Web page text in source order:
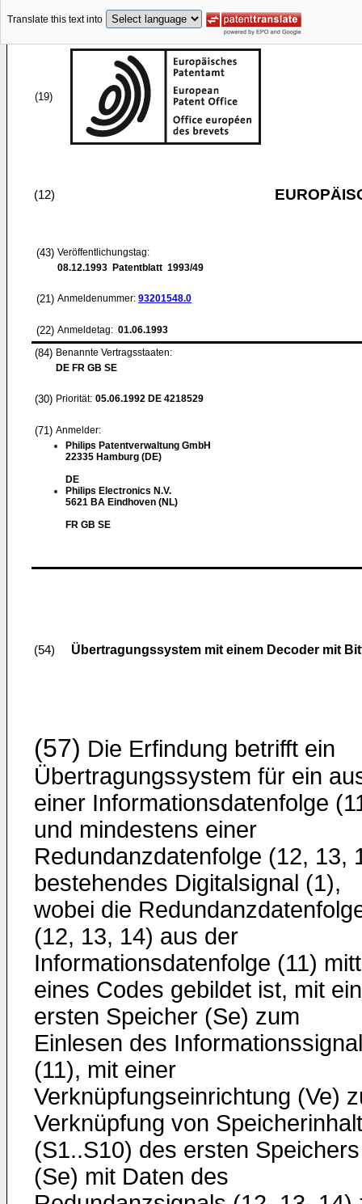
Translate this text into
(19)
(12)
(43) Veröffentlichungstag:
08.12.1993 Patentblatt 1993/49
(21) Anmeldenummer: 93201548.0
(22) Anmeldetag: 01.06.1993
(84) Benannte Vertragsstaaten:
DE FR GB SE
(30) Priorität: 05.06.1992 DE 4218529
(71) Anmelder:
Philips Patentverwaltung GmbH
22335 Hamburg (DE)
DE
Philips Electronics N.V.
5621 BA Eindhoven (NL)
FR GB SE
(54) Übertragungssystem mit einem Decoder mit
(57) Die Erfindung betrifft ein
Übertragungssystem für ein
einer Informationsdatenfolge
und mindestens einer
Redundanzdatenfolge (12, 13,
bestehendes Digitalsignal (1),
wobei die
(12, 13, 14) aus der
Informationsdatenfolge (11)
eines Codes gebildet ist, mit
ersten Speicher (Se) zum
Einlesen des
(11), mit einer
Verknüpfungseinrichtung (Ve)
Verknüpfung von
(S1..S10) des ersten Speichers
(Se) mit Daten des